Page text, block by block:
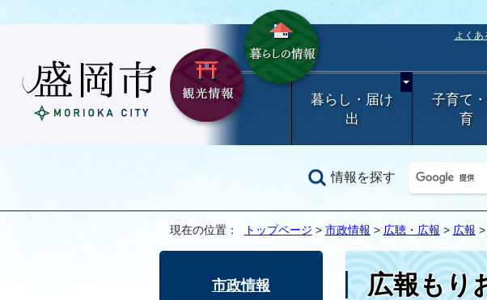
よくあ
暮らし・届け
出
子育て
育
情報を探す
現在の位置： トップページ > 市政情報 > 広聴・広報 > 広報 >
広報もり
市政情報